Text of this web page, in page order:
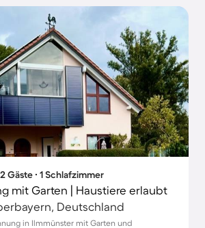
Gäste ∙ 1 Schlafzimmer
mit Garten | Haustiere erlaubt
Deutschland
in Ilmmünster mit Garten und